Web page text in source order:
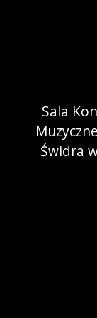
Sala
Świdra